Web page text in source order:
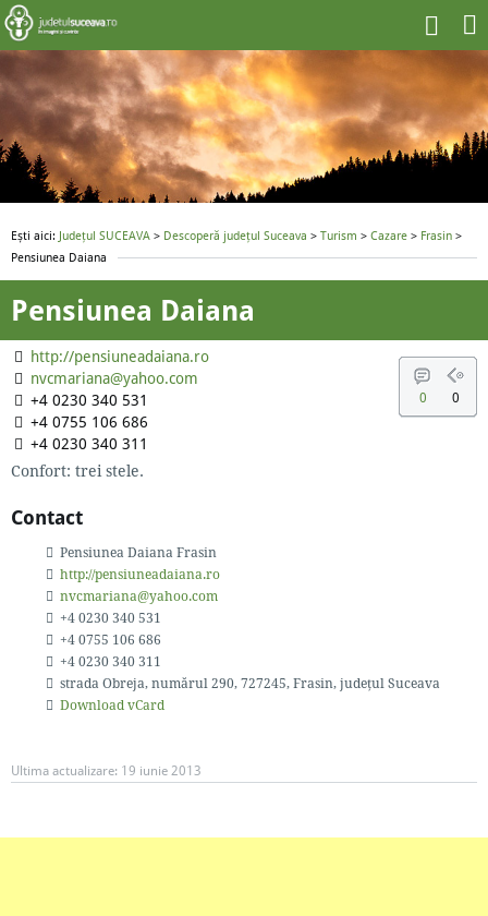
Ești aici: Județul SUCEAVA > Descoperă județul Suceava > Turism > Cazare > Frasin >
Pensiunea Daiana
Pensiunea Daiana
http://pensiuneadaiana.ro
nvcmariana@yahoo.com
+4 0230 340 531
+4 0755 106 686
+4 0230 340 311
0 0
Confort: trei stele.
Contact
Pensiunea Daiana Frasin
http://pensiuneadaiana.ro
nvcmariana@yahoo.com
+4 0230 340 531
+4 0755 106 686
+4 0230 340 311
strada Obreja, numărul 290, 727245, Frasin, județul Suceava
Download vCard
Ultima actualizare: 19 iunie 2013